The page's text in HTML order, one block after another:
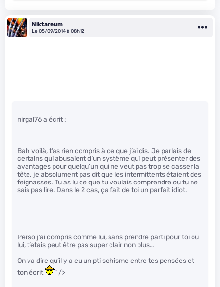
Niktareum
Le 05/09/2014 à 08h12
nirgal76 a écrit :
Bah voilà, t’as rien compris à ce que j’ai dis. Je parlais de
certains qui abusaient d’un système qui peut présenter des
avantages pour quelqu’un qui ne veut pas trop se casser la
tête. je absolument pas dit que les intermittents étaient des
feignasses. Tu as lu ce que tu voulais comprendre ou tu ne
sais pas lire. Dans le 2 cas, ça fait de toi un parfait idiot.
Perso j’ai compris comme lui, sans prendre parti pour toi ou
lui, t’etais peut être pas super clair non plus…
On va dire qu’il y a eu un pti schisme entre tes pensées et
ton écrit
" />